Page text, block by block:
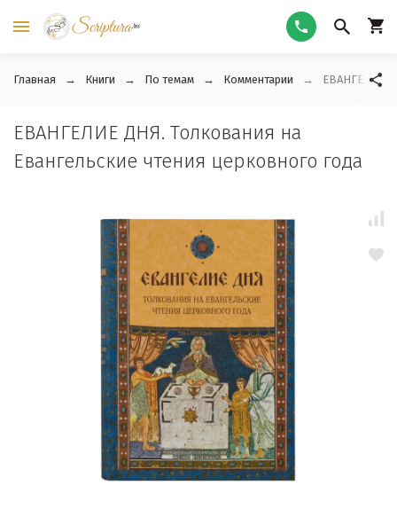
Главная Книги По темам Комментарии ЕВАНГЕЛИЕ
ЕВАНГЕЛИЕ ДНЯ. Толкования на
Евангельские чтения церковного года